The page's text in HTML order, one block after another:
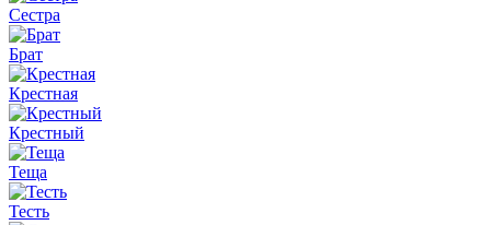
Сестра
Брат
Крестная
Крестный
Теща
Тесть